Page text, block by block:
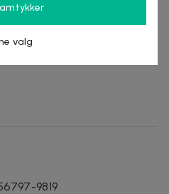
med 105
9819
valg